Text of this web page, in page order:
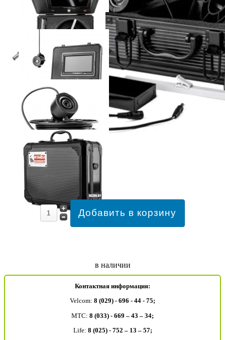
в наличии
Контактная информация:
Velcom: 8 (029) - 696 - 44 - 75;
MTC: 8 (033) - 669 – 43 – 34;
Life: 8 (025) - 752 – 13 – 57;